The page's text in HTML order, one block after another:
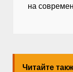
на
Читайте